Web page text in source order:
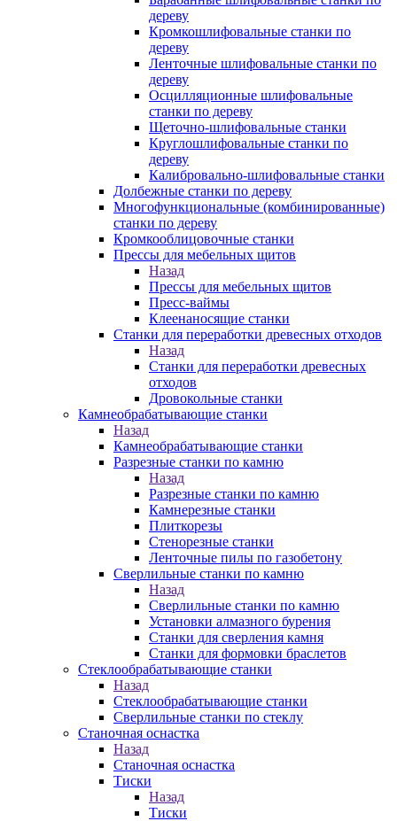
дереву
Кромкошлифовальные станки по
дереву
Ленточные шлифовальные станки по
дереву
Осцилляционные шлифовальные
станки по дереву
Щеточно-шлифовальные станки
Круглошлифовальные станки по
дереву
Калибровально-шлифовальные станки
Долбежные станки по дереву
Многофункциональные (комбинированные)
станки по дереву
Кромкооблицовочные станки
Прессы для мебельных щитов
Назад
Прессы для мебельных щитов
Пресс-ваймы
Клеенаносящие станки
Станки для переработки древесных отходов
Назад
Станки для переработки древесных
отходов
Дровокольные станки
Камнеобрабатывающие станки
Назад
Камнеобрабатывающие станки
Разрезные станки по камню
Назад
Разрезные станки по камню
Камнерезные станки
Плиткорезы
Стенорезные станки
Ленточные пилы по газобетону
Сверлильные станки по камню
Назад
Сверлильные станки по камню
Установки алмазного бурения
Станки для сверления камня
Станки для формовки браслетов
Стеклообрабатывающие станки
Назад
Стеклообрабатывающие станки
Сверлильные станки по стеклу
Станочная оснастка
Назад
Станочная оснастка
Тиски
Назад
Тиски